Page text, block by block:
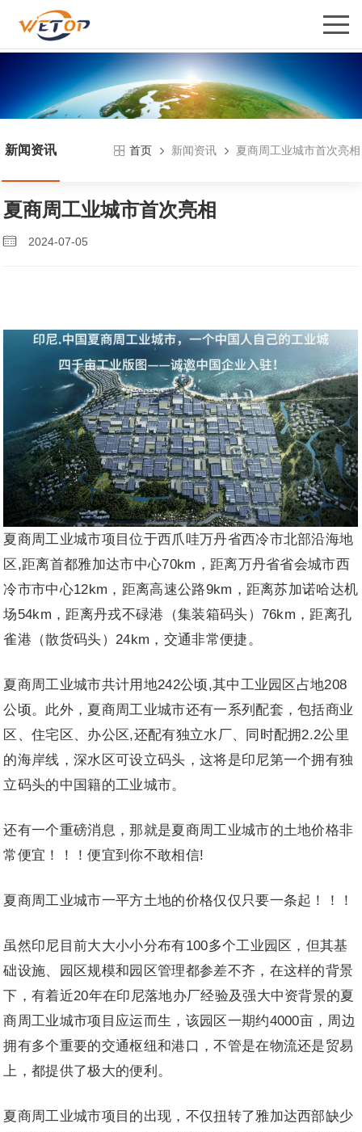
新闻资讯 首页 新闻资讯 夏商周工业城市首次亮相
夏商周工业城市首次亮相
2024-07-05
夏商周工业城市项目位于西爪哇万丹省西冷市北部沿海地
区,距离首都雅加达市中心70km，距离万丹省省会城市西
冷市市中心12km，距离高速公路9km，距离苏加诺哈达机
场54km，距离丹戎不碌港（集装箱码头）76km，距离孔
雀港（散货码头）24km，交通非常便捷。
夏商周工业城市共计用地242公顷,其中工业园区占地208
公顷。此外，夏商周工业城市还有一系列配套，包括商业
区、住宅区、办公区,还配有独立水厂、同时配拥2.2公里
的海岸线，深水区可设立码头，这将是印尼第一个拥有独
立码头的中国籍的工业城市。
还有一个重磅消息，那就是夏商周工业城市的土地价格非
常便宜！！！便宜到你不敢相信!
夏商周工业城市一平方土地的价格仅仅只要一条起！！！
虽然印尼目前大大小小分布有100多个工业园区，但其基
础设施、园区规模和园区管理都参差不齐，在这样的背景
下，有着近20年在印尼落地办厂经验及强大中资背景的夏
商周工业城市项目应运而生，该园区一期约4000亩，周边
拥有多个重要的交通枢纽和港口，不管是在物流还是贸易
上，都提供了极大的便利。
夏商周工业城市项目的出现，不仅扭转了雅加达西部缺少